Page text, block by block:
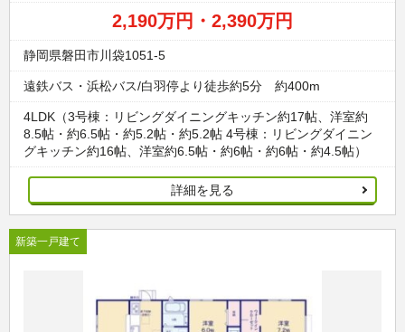
2,190万円・2,390万円
静岡県磐田市川袋1051-5
遠鉄バス・浜松バス/白羽停より徒歩約5分 約400m
4LDK（3号棟：リビングダイニングキッチン約17帖、洋室約
8.5帖・約6.5帖・約5.2帖・約5.2帖 4号棟：リビングダイニン
グキッチン約16帖、洋室約6.5帖・約6帖・約6帖・約4.5帖）
詳細を見る
新築一戸建て